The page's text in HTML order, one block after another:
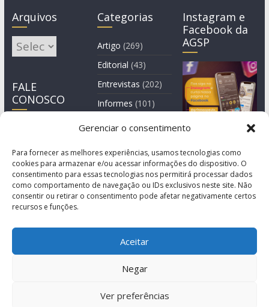
Gerenciar o consentimento
Para fornecer as melhores experiências, usamos tecnologias como
cookies para armazenar e/ou acessar informações do dispositivo. O
consentimento para essas tecnologias nos permitirá processar dados
como comportamento de navegação ou IDs exclusivos neste site. Não
consentir ou retirar o consentimento pode afetar negativamente certos
recursos e funções.
Aceitar
Negar
Ver preferências
Arquivos
Arquivos
FALE
CONOSCO
Categorias
Artigo (269)
Editorial (43)
Entrevistas (202)
Informes (101)
Instagram e
Facebook da
AGSP
© Copyright 2011-2026
Agência de Comunicação Grita São Paulo